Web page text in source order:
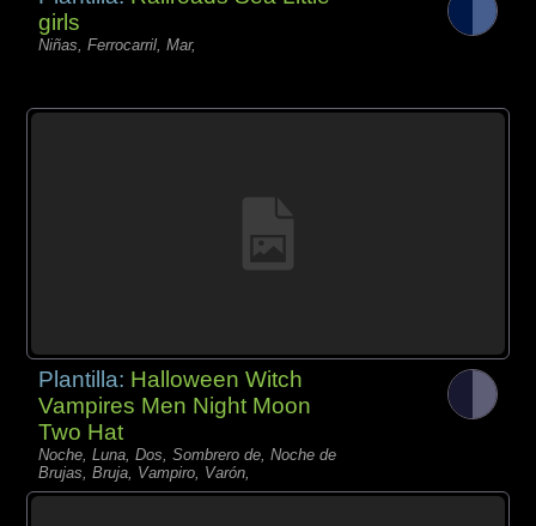
girls
Niñas, Ferrocarril, Mar,
Plantilla: Halloween Witch
Vampires Men Night Moon
Two Hat
Noche, Luna, Dos, Sombrero de, Noche de
Brujas, Bruja, Vampiro, Varón,